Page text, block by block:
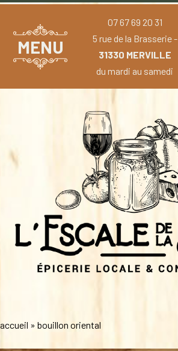
MENU
07 67 69 20 31
5 rue de la Brasserie -
31330 MERVILLE
du mardi au samedi
accueil » bouillon oriental